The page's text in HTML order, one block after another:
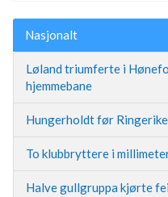
Nasjonalt
Løland triumferte i
hjemmebane
Hungerholdt før
To klubbryttere i
Halve gullgruppa kjørte